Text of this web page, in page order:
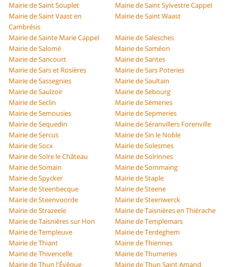
Mairie de Saint Souplet
Mairie de Saint Sylvestre Cappel
Mairie de Saint Vaast en
Cambrésis
Mairie de Saint Waast
Mairie de Sainte Marie Cappel
Mairie de Salesches
Mairie de Salomé
Mairie de Saméon
Mairie de Sancourt
Mairie de Santes
Mairie de Sars et Rosières
Mairie de Sars Poteries
Mairie de Sassegnies
Mairie de Saultain
Mairie de Saulzoir
Mairie de Sebourg
Mairie de Seclin
Mairie de Sémeries
Mairie de Semousies
Mairie de Sepmeries
Mairie de Sequedin
Mairie de Séranvillers Forenville
Mairie de Sercus
Mairie de Sin le Noble
Mairie de Socx
Mairie de Solesmes
Mairie de Solre le Château
Mairie de Solrinnes
Mairie de Somain
Mairie de Sommaing
Mairie de Spycker
Mairie de Staple
Mairie de Steenbecque
Mairie de Steene
Mairie de Steenvoorde
Mairie de Steenwerck
Mairie de Strazeele
Mairie de Taisnières en Thiérache
Mairie de Taisnières sur Hon
Mairie de Templemars
Mairie de Templeuve
Mairie de Terdeghem
Mairie de Thiant
Mairie de Thiennes
Mairie de Thivencelle
Mairie de Thumeries
Mairie de Thun l'Évêque
Mairie de Thun Saint Amand